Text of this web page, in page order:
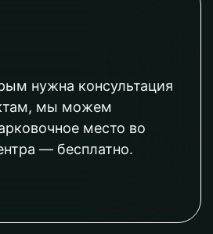
нужна консультация
мы можем
место во
— бесплатно.